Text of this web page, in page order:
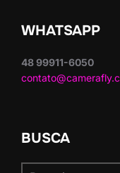
WHATSAPP
48 99911-6050
BUSCA